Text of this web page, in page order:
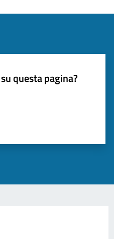
questa pagina?